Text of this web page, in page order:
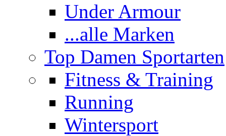
Under Armour
...alle Marken
Top Damen Sportarten
Fitness & Training
Running
Wintersport